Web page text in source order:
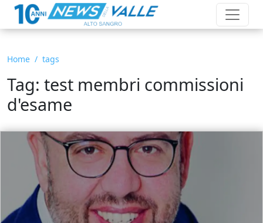
Home tags
Tag: test membri commissioni
d'esame